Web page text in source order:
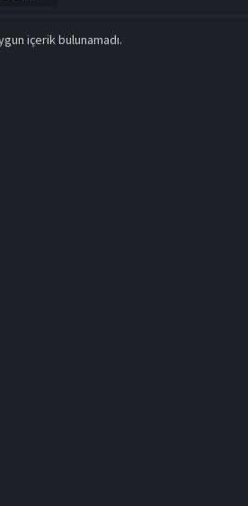
içerik bulunamadı.